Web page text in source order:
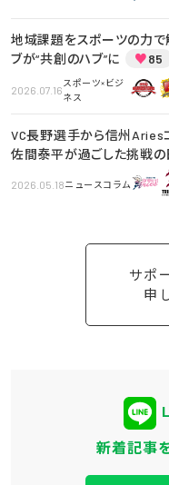
地域課題をスポーツの力で
ブが“共創のハブ”に
♥85
2026.07.16
スポーツ×ビジ
ネス
VC長野選手から信州Aries
佐間泰平が過ごした挑戦の
2026.05.18ニュースコラム
サポ
申
新着記事